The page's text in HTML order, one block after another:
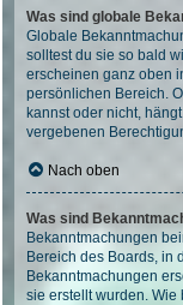
Was sind globale
Globale
solltest du sie so bald
erscheinen ganz oben
persönlichen Bereich.
kannst oder nicht,
vergebenen
Nach oben
Was sind
Bekanntmachungen
Bereich des Boards, in
Bekanntmachungen
sie erstellt wurden.